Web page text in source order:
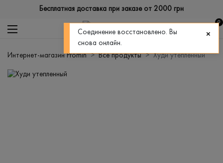
Бесплатная доставка при заказе от 2000 грн
0
Интернет-магазин Promin Все продукты Худи утепленный
Соединение восстановлено. Вы
снова онлайн.